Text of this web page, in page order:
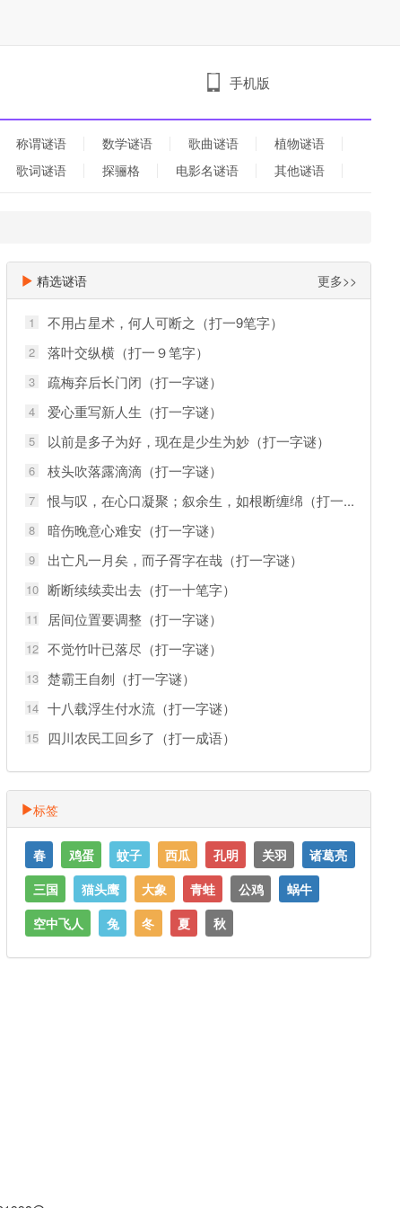
手机版
称谓谜语 数学谜语 歌曲谜语
植物谜语
歌词谜语 探骊格 电影名谜语 其他谜语
更多>>
精选谜语
1 不用占星术，何人可断之（打一9笔字）
2 落叶交纵横（打一９笔字）
3 疏梅弃后长门闭（打一字谜）
4 爱心重写新人生（打一字谜）
5 以前是多子为好，现在是少生为妙（打一字谜）
6 枝头吹落露滴滴（打一字谜）
7 恨与叹，在心口凝聚；叙余生，如根断缠绵（打一...
8 暗伤晚意心难安（打一字谜）
9 出亡凡一月矣，而子胥字在哉（打一字谜）
10 断断续续卖出去（打一十笔字）
11 居间位置要调整（打一字谜）
12 不觉竹叶已落尽（打一字谜）
13 楚霸王自刎（打一字谜）
14 十八载浮生付水流（打一字谜）
15 四川农民工回乡了（打一成语）
标签
春 鸡蛋 蚊子 西瓜 孔明 关羽
诸葛亮
三国
猫头鹰 大象 青蛙 公鸡
蜗牛
空中飞人
兔 冬 夏 秋